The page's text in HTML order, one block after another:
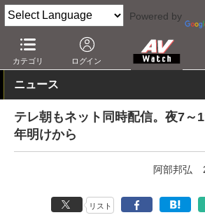
Powered by
カテゴリ ログイン
AV Watch コンテンツ・サービス 映像配信
ニュース
テレ朝もネット同時配信。夜7～
年明けから
阿部邦弘
リスト